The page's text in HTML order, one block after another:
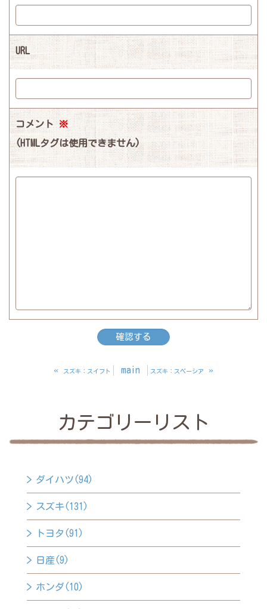
URL
コメント※
(HTMLタグは使用できません)
« スズキ：スイフト main スズキ：スペーシア »
カテゴリーリスト
ダイハツ(94)
スズキ(131)
トヨタ(91)
日産(9)
ホンダ(10)